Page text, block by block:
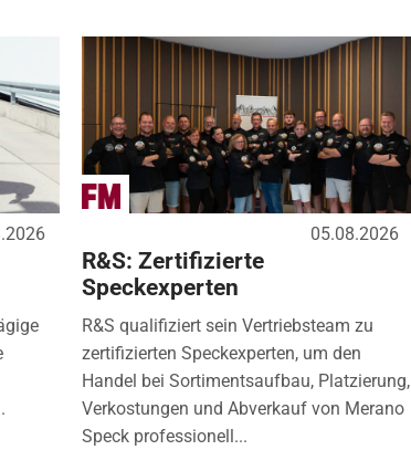
05.08.2026
R&S: Zertifizierte
Speckexperten
R&S qualifiziert sein Vertriebsteam zu
zertifizierten Speckexperten, um den
Handel bei Sortimentsaufbau, Platzierung,
Verkostungen und Abverkauf von Merano
Speck professionell...